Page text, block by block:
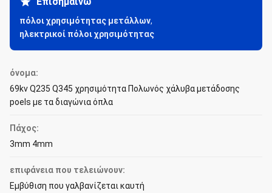
πόλοι χρησιμότητας μετάλλων,
ηλεκτρικοί πόλοι χρησιμότητας
όνομα:
69kv Q235 Q345 χρησιμότητα Πολωνός χάλυβα μετάδοσης
poels με τα διαγώνια όπλα
Πάχος:
3mm 4mm
επιφάνεια που τελειώνουν:
Εμβύθιση που γαλβανίζεται καυτή